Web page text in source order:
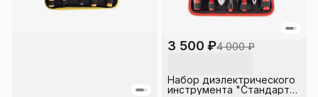
3 500 ₽4 000 ₽
Набор диэлектрического
инструмента "Стандарт"